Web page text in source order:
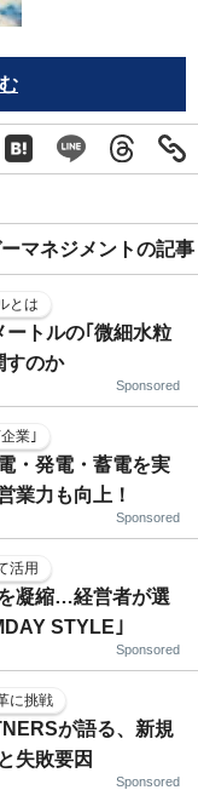
マネジメントの記事
とは
トルの｢微細水粒
すのか
Sponsored
業｣
・発電・蓄電を実
業力も向上！
Sponsored
活用
凝縮…経営者が選
STYLE｣
Sponsored
に挑戦
が語る、新規
失敗要因
Sponsored